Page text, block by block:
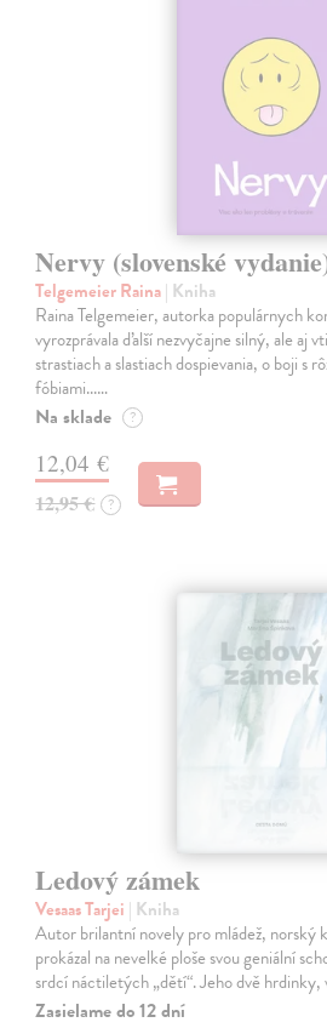
Nervy (slovenské
Telgemeier Raina| Kniha
Raina Telgemeier, autorka populárnych
vyrozprávala ďalší nezvyčajne silný, ale aj
strastiach a slastiach dospievania, o boji s
fóbiami...…
Na sklade ?
12,04 €
12,95 € ?
Ledový zámek
Vesaas Tarjei | Kniha
Autor brilantní novely pro mládež, norský
prokázal na nevelké ploše svou geniální
srdcí náctiletých „dětí“. Jeho dvě hrdinky,
Zasielame do 12 dní